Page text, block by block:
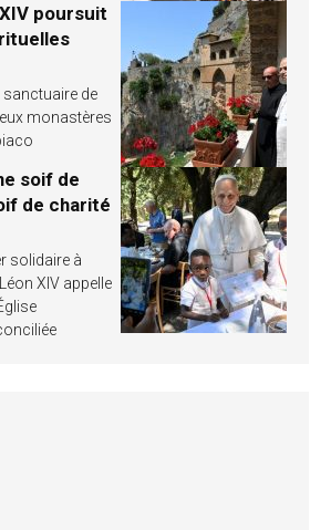
poursuit
de
monastères
soif de
de charité
solidaire à
XIV appelle